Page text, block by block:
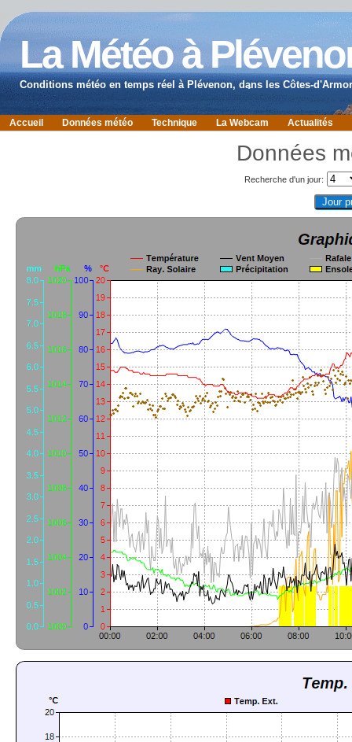
La Météo à
Conditions météo en temps réel à Plévenon, dans les Côtes-
Accueil Données météo Technique La Webcam Actualités
Données
Recherche d'un jour: